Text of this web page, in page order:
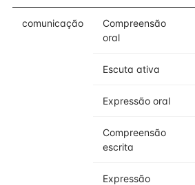
comunicação
Compreensão
oral
Escuta ativa
Expressão oral
Compreensão
escrita
Expressão